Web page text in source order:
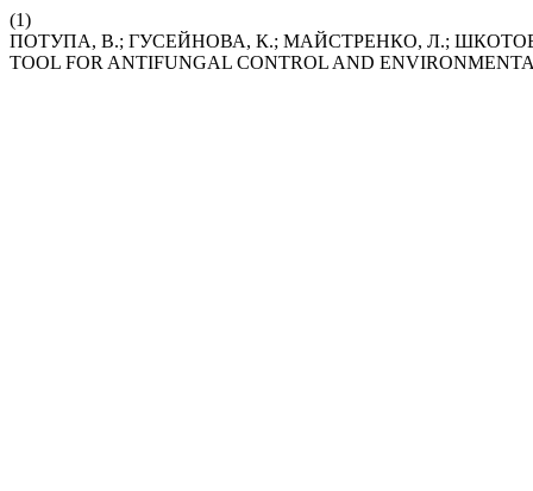
(1)
ПОТУПА, В.; ГУСЕЙНОВА, К.; МАЙСТРЕНКО, Л.; ШКОТОВА,
TOOL FOR ANTIFUNGAL CONTROL AND